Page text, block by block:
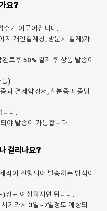
요?
수가 이루어집니다.
지 개인결제창, 방문시 결제)가
료후 50% 결제 후 상품 발송이
능)
과 결제약정서, 신분증과 증빙
니다.
야 발송이 가능합니다.
걸리나요?
작이 진행되어 발송하는 방식이
정도 예상하시면 됩니다.
기라서 3일~7일정도 예상되